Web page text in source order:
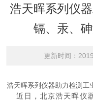
浩天晖系列仪
镉、汞、
更新时间：
浩天晖系列仪器助力检测工
近日，北京浩天晖仪